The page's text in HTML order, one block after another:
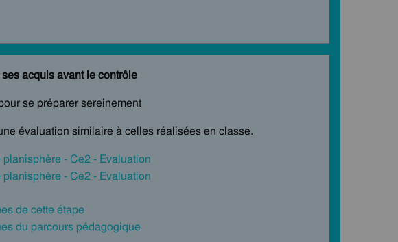
acquis avant le contrôle
se préparer sereinement
évaluation similaire à celles réalisées en classe.
- Ce2 - Evaluation
- Ce2 - Evaluation
de cette étape
du parcours pédagogique